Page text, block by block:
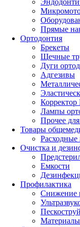
Прямые
Ортодонтия
Брекеты
Щечные
Дуги
Адгезивы
Корректор
Лампы
Прочее
Товары
Расходные
Очистка и
Емкости
Профилактика
Снижение